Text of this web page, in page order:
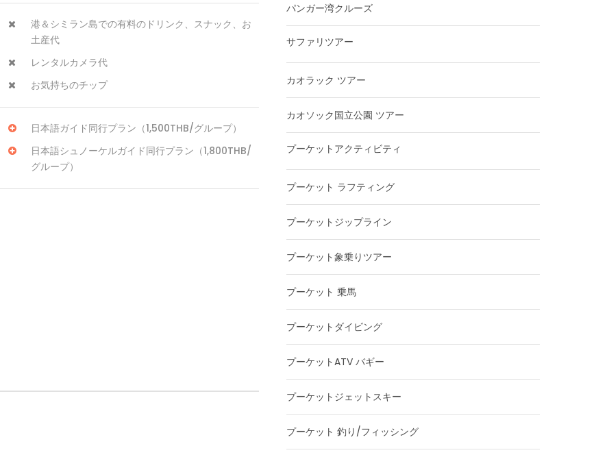
パンガー湾クルーズ
サファリツアー
カオラック ツアー
カオソック国立公園 ツアー
プーケットアクティビティ
プーケット ラフティング
プーケットジップライン
プーケット象乗りツアー
プーケット 乗馬
プーケットダイビング
プーケットATV バギー
プーケットジェットスキー
プーケット 釣り/フィッシング
港＆シミラン島での有料のドリンク、スナック、お
土産代
レンタルカメラ代
お気持ちのチップ
日本語ガイド同行プラン（1,500THB/グループ）
日本語シュノーケルガイド同行プラン（1,800THB/
グループ）